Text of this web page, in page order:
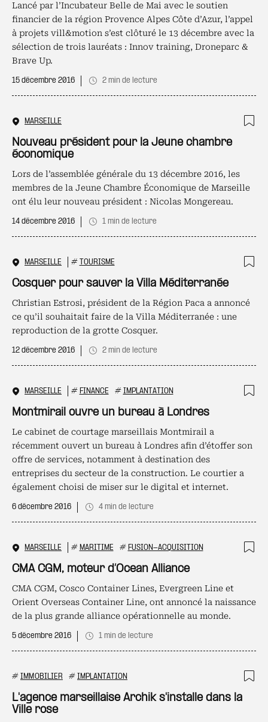
Lancé par l’Incubateur Belle de Mai avec le soutien
financier de la région Provence Alpes Côte d’Azur, l’appel
à projets vill&motion s’est clôturé le 13 décembre avec la
sélection de trois lauréats : Innov training, Droneparc &
Brave Up.
15 décembre 2016 2 min de lecture
MARSEILLE
Nouveau président pour la Jeune chambre
économique
Lors de l’assemblée générale du 13 décembre 2016, les
membres de la Jeune Chambre Économique de Marseille
ont élu leur nouveau président : Nicolas Mongereau.
14 décembre 2016 1 min de lecture
MARSEILLE # TOURISME
Cosquer pour sauver la Villa Méditerranée
Christian Estrosi, président de la Région Paca a annoncé
ce qu’il souhaitait faire de la Villa Méditerranée : une
reproduction de la grotte Cosquer.
12 décembre 2016 2 min de lecture
MARSEILLE # FINANCE # IMPLANTATION
Montmirail ouvre un bureau à Londres
Le cabinet de courtage marseillais Montmirail a
récemment ouvert un bureau à Londres afin d’étoffer son
offre de services, notamment à destination des
entreprises du secteur de la construction. Le courtier a
également choisi de miser sur le digital et internet.
6 décembre 2016 4 min de lecture
MARSEILLE # MARITIME # FUSION-ACQUISITION
CMA CGM, moteur d’Ocean Alliance
CMA CGM, Cosco Container Lines, Evergreen Line et
Orient Overseas Container Line, ont annoncé la naissance
de la plus grande alliance opérationnelle au monde.
5 décembre 2016 1 min de lecture
# IMMOBILIER # IMPLANTATION
L'agence marseillaise Archik s'installe dans la
Ville rose